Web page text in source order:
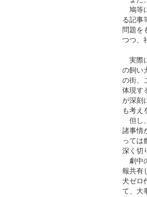
鳩等
る記事
問題を
つつ、
実際
の飼い
の街、
体現す
が深刻
も考え
但し
諸事情
っては
深く切
劇中
報共有
犬ゼロ
て、大